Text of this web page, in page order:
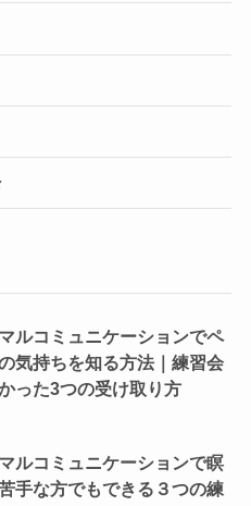
ルコミュニケーションでペ
気持ちを知る方法｜練習会
った3つの受け取り方
ルコミュニケーションで瞑
手な方でもできる３つの練